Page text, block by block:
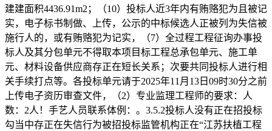
建建面积4436.91m2；（10）投标人近3年内有贿赂犯为且被记
实，电子标书制做、上传，公示的中标候选人正被列为失信被
施行人的，或有贿赂犯为记实，（7）全过程工程征询办事投
标人及其分包单元不得取本项目标工程总承包单元、施工单
元、材料设备供应商存正在短长关系；次要共同投标人进行相
关手续打点等。各投标单元请于2025年11月13日09时30分之前
上传电子资历审查文件，（2）专业监理工程师的要求：人
数：2人！手艺人员联系体例：。3.5.2投标人没有正在招投标
勾当中存正在失信行为被招投标监管机构正在“江苏扶植工程